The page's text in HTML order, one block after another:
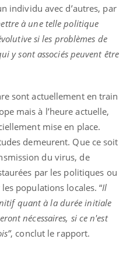
individu avec d’autres, par
à une telle politique
si les problèmes de
y sont associés peuvent être
sont actuellement en train
mais à l’heure actuelle,
mise en place.
demeurent. Que ce soit
du virus, de
par les politiques ou
populations locales. “Il
quant à la durée initiale
nécessaires, si ce n'est
, conclut le rapport.